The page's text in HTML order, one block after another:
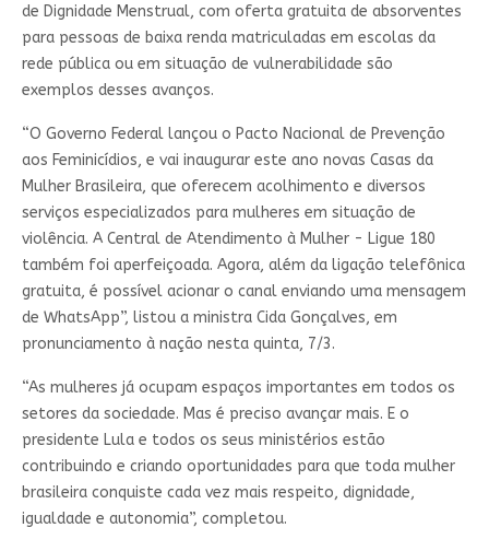
de Dignidade Menstrual, com oferta gratuita de absorventes
para pessoas de baixa renda matriculadas em escolas da
rede pública ou em situação de vulnerabilidade são
exemplos desses avanços.
“O Governo Federal lançou o Pacto Nacional de Prevenção
aos Feminicídios, e vai inaugurar este ano novas Casas da
Mulher Brasileira, que oferecem acolhimento e diversos
serviços especializados para mulheres em situação de
violência. A Central de Atendimento à Mulher - Ligue 180
também foi aperfeiçoada. Agora, além da ligação telefônica
gratuita, é possível acionar o canal enviando uma mensagem
de WhatsApp”, listou a ministra Cida Gonçalves, em
pronunciamento à nação nesta quinta, 7/3.
“As mulheres já ocupam espaços importantes em todos os
setores da sociedade. Mas é preciso avançar mais. E o
presidente Lula e todos os seus ministérios estão
contribuindo e criando oportunidades para que toda mulher
brasileira conquiste cada vez mais respeito, dignidade,
igualdade e autonomia”, completou.